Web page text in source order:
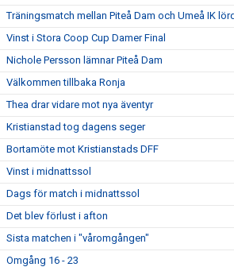
Träningsmatch mellan Piteå Dam och Umeå IK
Vinst i Stora Coop Cup Damer Final
Nichole Persson lämnar Piteå Dam
Välkommen tillbaka Ronja
Thea drar vidare mot nya äventyr
Kristianstad tog dagens seger
Bortamöte mot Kristianstads DFF
Vinst i midnattssol
Dags för match i midnattssol
Det blev förlust i afton
Sista matchen i "våromgången"
Omgång 16 - 23